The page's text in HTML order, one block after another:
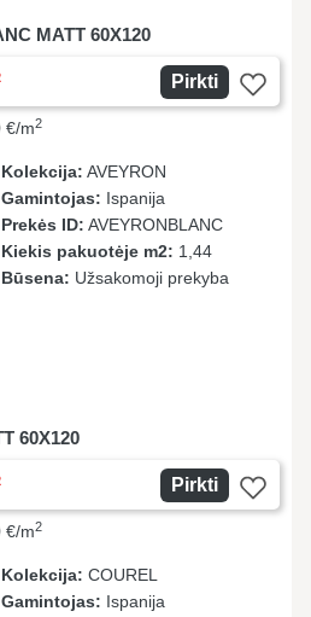
MATT 60X120
Pirkti
€/m2
Kolekcija: AVEYRON
Gamintojas: Ispanija
Prekės ID: AVEYRONBLANC
Kiekis pakuotėje m2: 1,44
Būsena: Užsakomoji prekyba
60X120
Pirkti
€/m2
Kolekcija: COUREL
Gamintojas: Ispanija